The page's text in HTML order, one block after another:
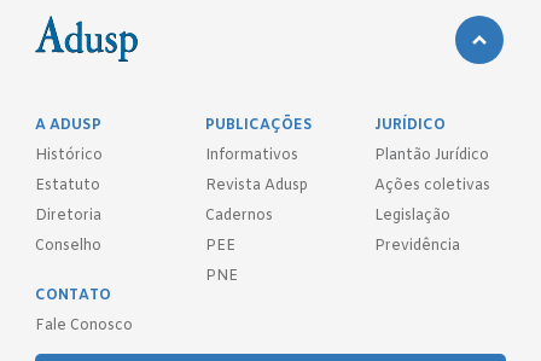
A ADUSP
Histórico
Estatuto
Diretoria
Conselho
PUBLICAÇÕES
Informativos
Revista Adusp
Cadernos
PEE
PNE
JURÍDICO
Plantão Jurídico
Ações coletivas
Legislação
Previdência
CONTATO
Fale Conosco